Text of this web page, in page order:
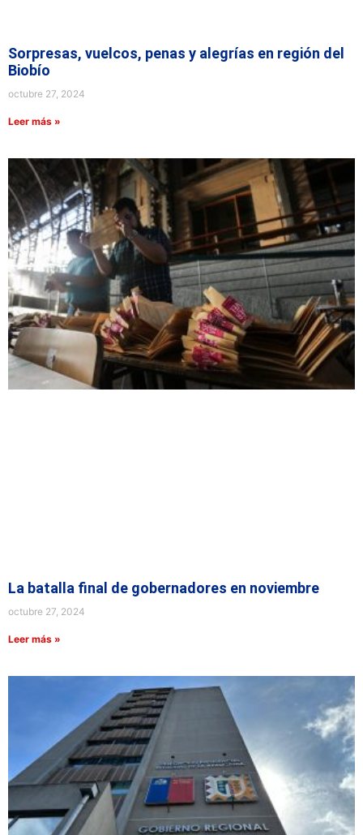
Sorpresas, vuelcos, penas y alegrías en región del
Biobío
octubre 27, 2024
Leer más »
La batalla final de gobernadores en noviembre
octubre 27, 2024
Leer más »